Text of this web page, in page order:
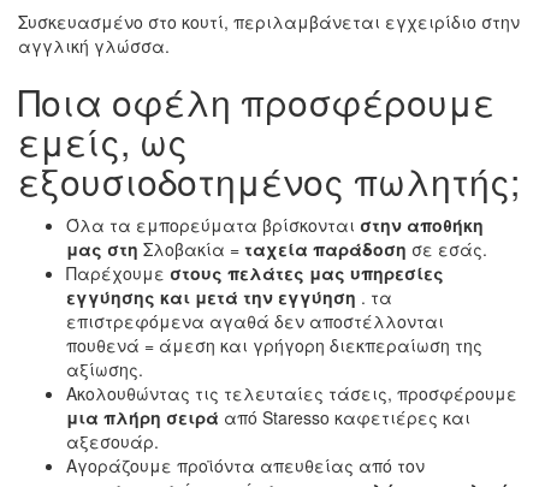
Συσκευασμένο στο κουτί, περιλαμβάνεται εγχειρίδιο στην
αγγλική γλώσσα.
Ποια οφέλη προσφέρουμε
εμείς, ως
εξουσιοδοτημένος πωλητής;
Όλα τα εμπορεύματα βρίσκονται στην αποθήκη
μας στη Σλοβακία = ταχεία παράδοση σε εσάς.
Παρέχουμε στους πελάτες μας υπηρεσίες
εγγύησης και μετά την εγγύηση . τα
επιστρεφόμενα αγαθά δεν αποστέλλονται
πουθενά = άμεση και γρήγορη διεκπεραίωση της
αξίωσης.
Ακολουθώντας τις τελευταίες τάσεις, προσφέρουμε
μια πλήρη σειρά από Staresso καφετιέρες και
αξεσουάρ.
Αγοράζουμε προϊόντα απευθείας από τον